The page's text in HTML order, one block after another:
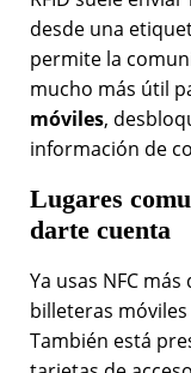
desde una
permite la
mucho más útil
móviles,
información de
Lugares
darte cuenta
Ya usas NFC
billeteras móviles
También está